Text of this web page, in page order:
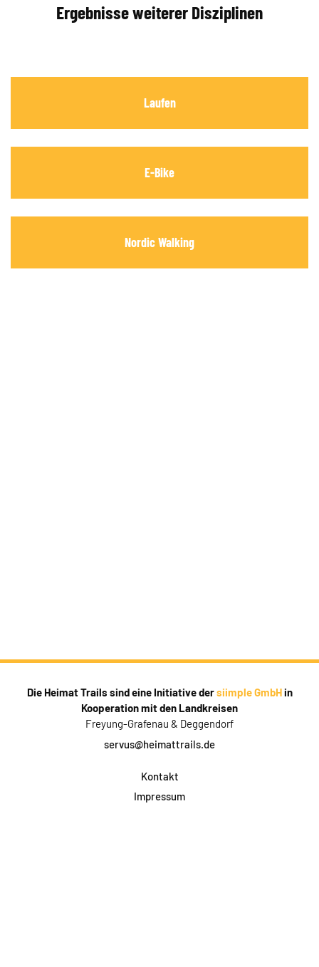
Ergebnisse weiterer Disziplinen
Laufen
E-Bike
Nordic Walking
Die Heimat Trails sind eine Initiative dersiimple GmbHin
Kooperation mit den Landkreisen
Freyung-Grafenau & Deggendorf
servus@heimattrails.de
Kontakt
Impressum